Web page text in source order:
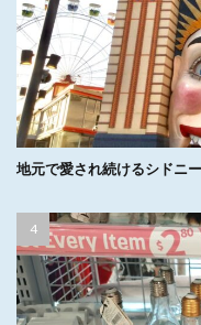
地元で愛され続けるシドニ